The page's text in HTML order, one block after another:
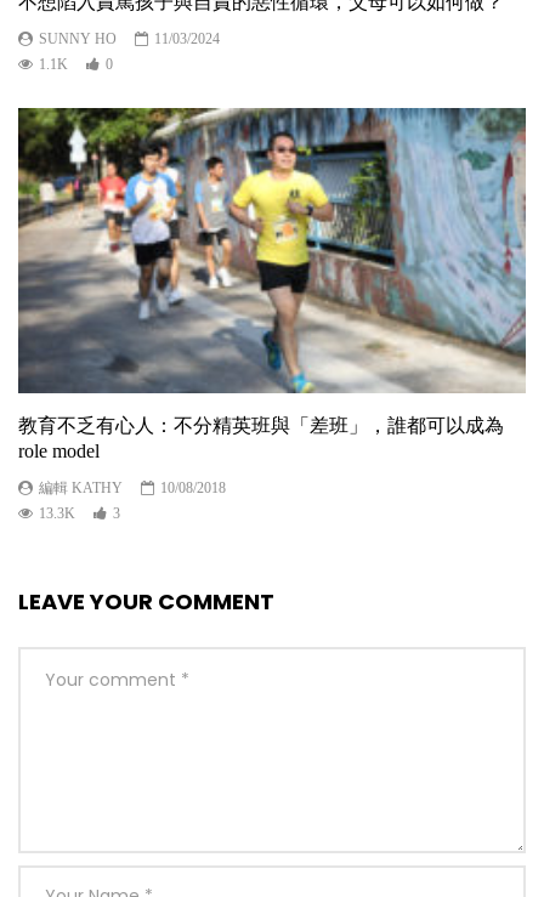
SUNNY HO
11/03/2024
1.1K
0
教育不乏有心人：不分精英班與「差班」，誰都可以成為
role model
編輯 KATHY
10/08/2018
13.3K
3
LEAVE YOUR COMMENT